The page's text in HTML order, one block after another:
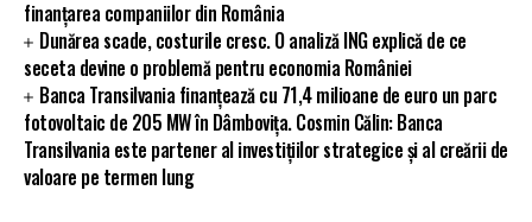
finanțarea companiilor din România
Dunărea scade, costurile cresc. O analiză ING explică de ce
seceta devine o problemă pentru economia României
Banca Transilvania finanțează cu 71,4 milioane de euro un parc
fotovoltaic de 205 MW în Dâmbovița. Cosmin Călin: Banca
Transilvania este partener al investițiilor strategice și al creării de
valoare pe termen lung